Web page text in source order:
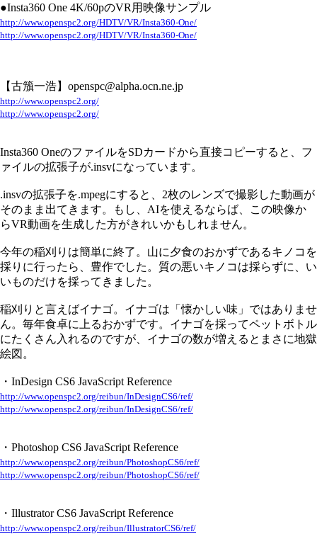
●Insta360 One 4K/60pのVR用映像サンプル
http://www.openspc2.org/HDTV/VR/Insta360-One/
http://www.openspc2.org/HDTV/VR/Insta360-One/
【古籏一浩】openspc@alpha.ocn.ne.jp
http://www.openspc2.org/
http://www.openspc2.org/
Insta360 OneのファイルをSDカードから直接コピーすると、フ
ァイルの拡張子が.insvになっています。
.insvの拡張子を.mpegにすると、2枚のレンズで撮影した動画が
そのまま出てきます。もし、AIを使えるならば、この映像か
らVR動画を生成した方がきれいかもしれません。
今年の稲刈りは簡単に終了。山に夕食のおかずであるキノコを
採りに行ったら、豊作でした。質の悪いキノコは採らずに、い
いものだけを採ってきました。
稲刈りと言えばイナゴ。イナゴは「懐かしい味」ではありませ
ん。毎年食卓に上るおかずです。イナゴを採ってペットボトル
にたくさん入れるのですが、イナゴの数が増えるとまさに地獄
絵図。
・InDesign CS6 JavaScript Reference
http://www.openspc2.org/reibun/InDesignCS6/ref/
http://www.openspc2.org/reibun/InDesignCS6/ref/
・Photoshop CS6 JavaScript Reference
http://www.openspc2.org/reibun/PhotoshopCS6/ref/
http://www.openspc2.org/reibun/PhotoshopCS6/ref/
・Illustrator CS6 JavaScript Reference
http://www.openspc2.org/reibun/IllustratorCS6/ref/